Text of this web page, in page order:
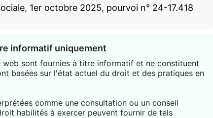
1er octobre 2025, pourvoi n° 24-17.418
informatif uniquement
web sont fournies à titre informatif et ne constituent
basées sur l'état actuel du droit et des pratiques en
comme une consultation ou un conseil
habilités à exercer peuvent fournir de tels